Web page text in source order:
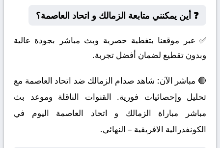
❓ أين يمكنني متابعة الزمالك و اتحاد العاصمة؟
✅ عبر موقعنا بتغطية حصرية وبث مباشر بجودة عالية
وبدون تقطيع لضمان أفضل تجربة.
🔴 مباشر الآن: شاهد صدام الزمالك ضد اتحاد العاصمة مع
تحليل وإحصائيات فورية. القنوات الناقلة وموعد بث
مباشر مباراة الزمالك و اتحاد العاصمة اليوم في
الكونفدرالية الافريقية – النهائي.